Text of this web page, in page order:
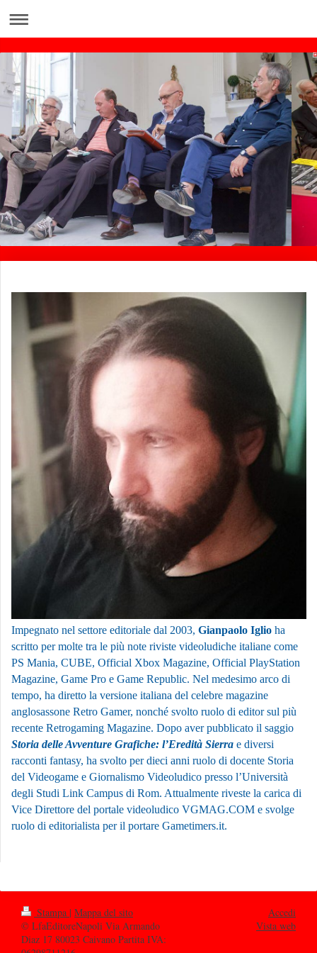
Impegnato nel settore editoriale dal 2003, Gianpaolo Iglio ha
scritto per molte tra le più note riviste videoludiche italiane come
PS Mania, CUBE, Official Xbox Magazine, Official PlayStation
Magazine, Game Pro e Game Republic. Nel medesimo arco di
tempo, ha diretto la versione italiana del celebre magazine
anglosassone Retro Gamer, nonché svolto ruolo di editor sul più
recente Retrogaming Magazine. Dopo aver pubblicato il saggio
Storia delle Avventure Grafiche: l’Eredità Sierra e diversi
racconti fantasy, ha svolto per dieci anni ruolo di docente Storia
del Videogame e Giornalismo Videoludico presso l’Università
degli Studi Link Campus di Rom. Attualmente riveste la carica di
Vice Direttore del portale videoludico VGMAG.COM e svolge
ruolo di editorialista per il portare Gametimers.it.
Stampa | Mappa del sito
© LfaEditoreNapoli Via Armando
Diaz 17 80023 Caivano Partita IVA:
Accedi
Vista web